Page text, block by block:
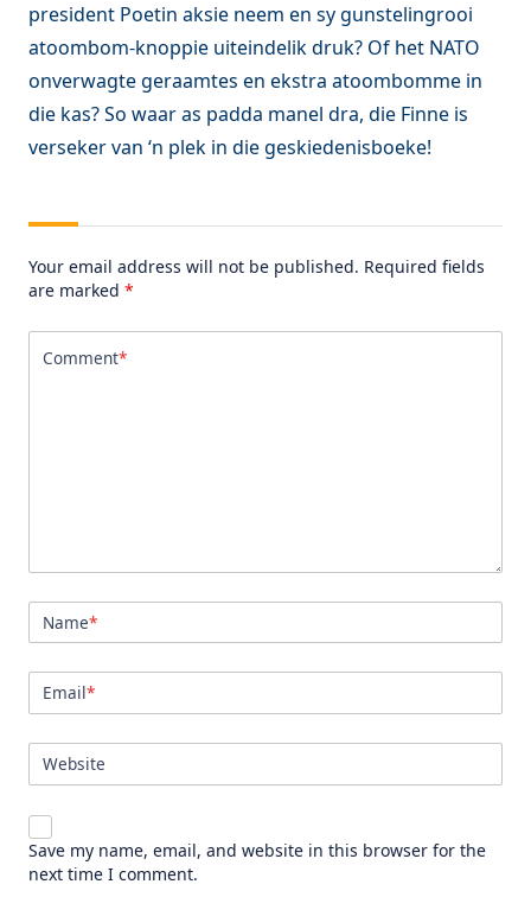
president Poetin aksie neem en sy gunstelingrooi
atoombom-knoppie uiteindelik druk? Of het NATO
onverwagte geraamtes en ekstra atoombomme in
die kas? So waar as padda manel dra, die Finne is
verseker van ‘n plek in die geskiedenisboeke!
Your email address will not be published. Required fields
are marked *
Comment*
Name*
Email*
Website
Save my name, email, and website in this browser for the
next time I comment.